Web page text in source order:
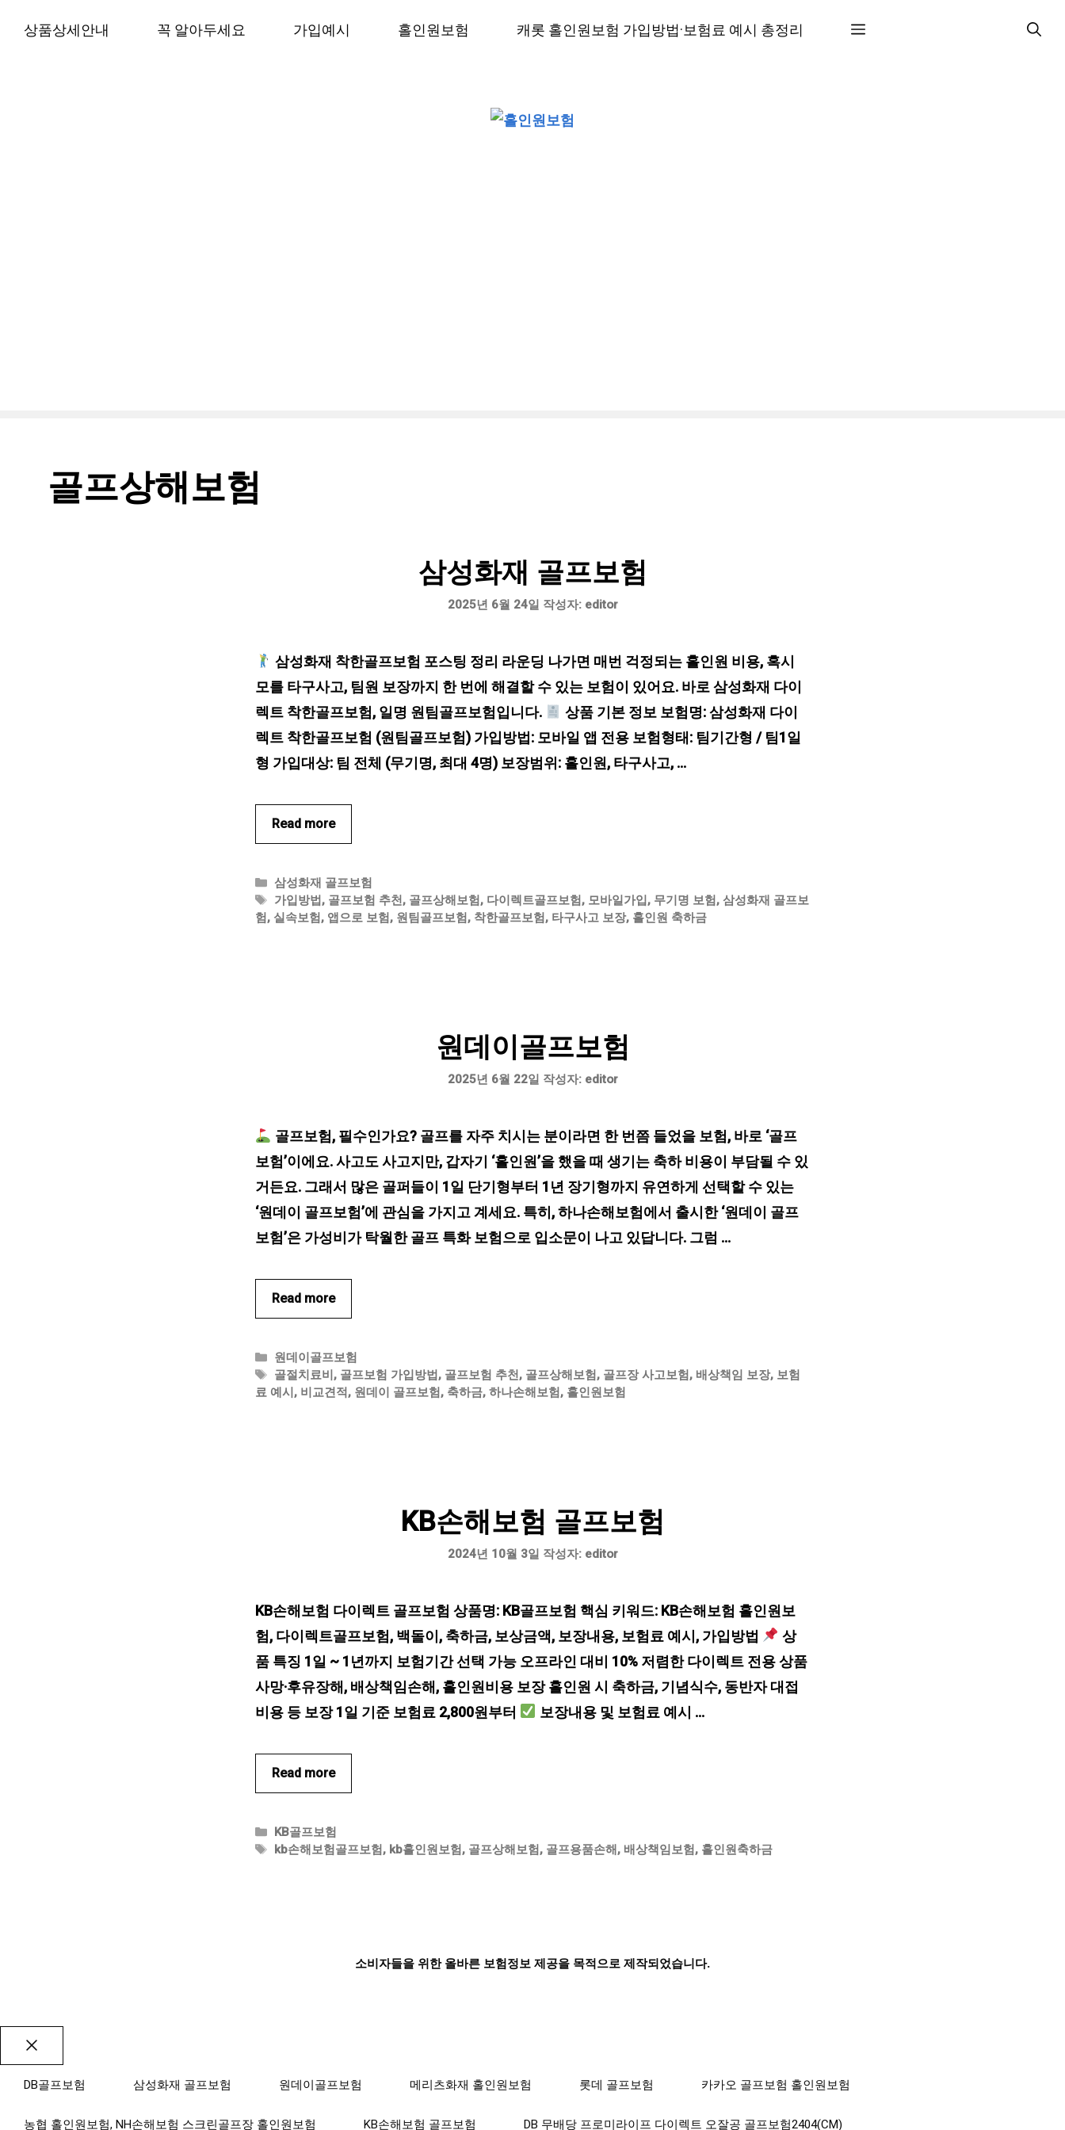
상품상세안내 꼭 알아두세요 가입예시 홀인원보험 캐롯 홀인원보험 가입방법·보험료 예시 총정리
골프상해보험
삼성화재 골프보험
2025년 6월 24일 작성자: editor
삼성화재 착한골프보험 포스팅 정리 라운딩 나가면 매번 걱정되는 홀인원 비용, 혹시
모를 타구사고, 팀원 보장까지 한 번에 해결할 수 있는 보험이 있어요. 바로 삼성화재 다이
렉트 착한골프보험, 일명 원팀골프보험입니다.
상품 기본 정보 보험명: 삼성화재 다이
렉트 착한골프보험 (원팀골프보험) 가입방법: 모바일 앱 전용 보험형태: 팀기간형 / 팀1일
형 가입대상: 팀 전체 (무기명, 최대 4명) 보장범위: 홀인원, 타구사고, …
Read more
카
테
고
삼성화재 골프보험
태
그
가입방법 , 골프보험 추천, 골프상해보험 , 다이렉트골프보험 , 모바일가입 , 무기명 보험 ,삼성화재 골프보
험 , 실속보험 , 앱으로 보험 , 원팀골프보험 , 착한골프보험 , 타구사고 보장, 홀인원 축하금
원데이골프보험
2025년 6월 22일 작성자: editor
골프보험, 필수인가요? 골프를 자주 치시는 분이라면 한 번쯤 들었을 보험, 바로 ‘골프
보험’이에요. 사고도 사고지만, 갑자기 ‘홀인원’을 했을 때 생기는 축하 비용이 부담될 수 있
거든요. 그래서 많은 골퍼들이 1일 단기형부터 1년 장기형까지 유연하게 선택할 수 있는
‘원데이 골프보험’에 관심을 가지고 계세요. 특히, 하나손해보험에서 출시한 ‘원데이 골프
보험’은 가성비가 탁월한 골프 특화 보험으로 입소문이 나고 있답니다. 그럼 …
Read more
카
테
고
원데이골프보험
태
그
골절치료비 , 골프보험 가입방법 , 골프보험 추천, 골프상해보험 , 골프장 사고보험 , 배상책임 보장, 보험
료 예시 , 비교견적 , 원데이 골프보험 , 축하금, 하나손해보험 , 홀인원보험
KB손해보험 골프보험
2024년 10월 3일 작성자: editor
KB손해보험 다이렉트 골프보험 상품명: KB골프보험 핵심 키워드: KB손해보험 홀인원보
험, 다이렉트골프보험, 백돌이, 축하금, 보상금액, 보장내용, 보험료 예시, 가입방법
상
품 특징 1일 ~ 1년까지 보험기간 선택 가능 오프라인 대비 10% 저렴한 다이렉트 전용 상품
사망·후유장해, 배상책임손해, 홀인원비용 보장 홀인원 시 축하금, 기념식수, 동반자 대접
비용 등 보장 1일 기준 보험료 2,800원부터
보장내용 및 보험료 예시 …
Read more
카
테
KB골프보험
태
kb손해보험골프보험 , kb홀인원보험 , 골프상해보험 , 골프용품손해 , 배상책임보험 , 홀인원축하금
소비자들을 위한 올바른 보험정보 제공을 목적으로 제작되었습니다.
Close
DB골프보험 삼성화재 골프보험 원데이골프보험 메리츠화재 홀인원보험 롯데 골프보험 카카오 골프보험 홀인원보험
농협 홀인원보험, NH손해보험 스크린골프장 홀인원보험 KB손해보험 골프보험 DB 무배당 프로미라이프 다이렉트 오잘공 골프보험2404(CM)